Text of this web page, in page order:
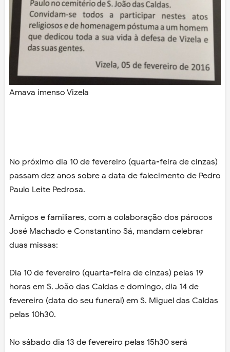
Amava imenso Vizela
No próximo dia 10 de fevereiro (quarta-feira de cinzas)
passam dez anos sobre a data de falecimento de Pedro
Paulo Leite Pedrosa.
Amigos e familiares, com a colaboração dos párocos
José Machado e Constantino Sá, mandam celebrar
duas missas:
Dia 10 de fevereiro (quarta-feira de cinzas) pelas 19
horas em S. João das Caldas e domingo, dia 14 de
fevereiro (data do seu funeral) em S. Miguel das Caldas
pelas 10h30.
No sábado dia 13 de fevereiro pelas 15h30 será